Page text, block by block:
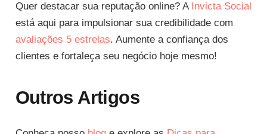
Quer destacar sua reputação online? A Invicta Social
está aqui para impulsionar sua credibilidade com
avaliações 5 estrelas. Aumente a confiança dos
clientes e fortaleça seu negócio hoje mesmo!
Outros Artigos